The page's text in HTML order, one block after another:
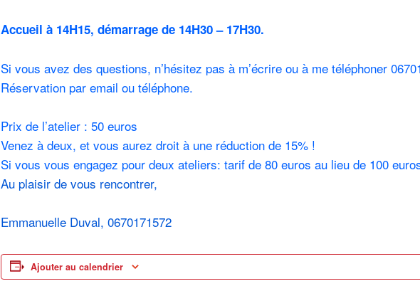
Accueil à 14H15, démarrage de 14H30 – 17H30.
Si vous avez des questions, n’hésitez pas à m’écrire ou à me téléphoner
Réservation par email ou téléphone.
Prix de l’atelier : 50 euros
Venez à deux, et vous aurez droit à une réduction de 15% !
Si vous vous engagez pour deux ateliers: tarif de 80 euros au lieu de 100
Au plaisir de vous rencontrer,
Emmanuelle Duval, 0670171572
Ajouter au calendrier